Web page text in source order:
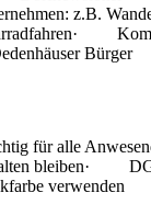
z.B.
Bürger
für alle
bleiben·
verwenden